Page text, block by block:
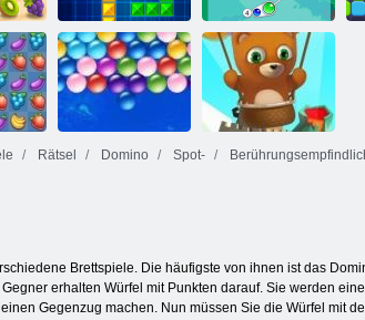
Ten Trix Bubble Charms
Rätsel Domino Spot-
Brettspiele. Die häufigste von ihnen ist das
erhalten Würfel mit Punkten darauf. Sie werden
Gegenzug machen. Nun müssen Sie die Würfel mit